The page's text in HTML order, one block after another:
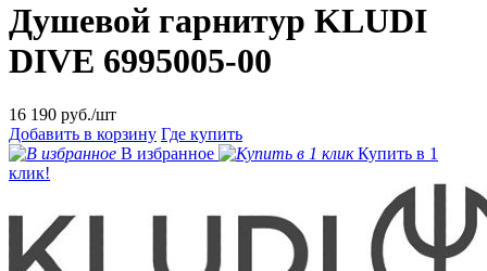
Душевой гарнитур KLUDI
DIVE 6995005-00
16 190 руб./шт
Добавить в корзину Где купить
В избранное
Купить в 1
клик!